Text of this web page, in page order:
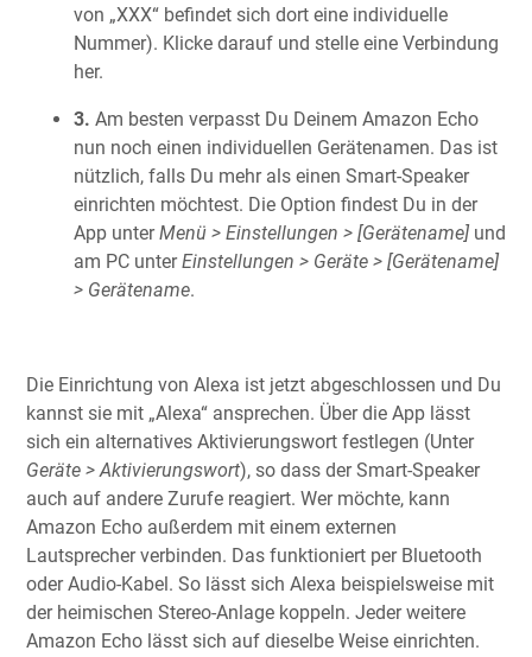
von „XXX“ befindet sich dort eine individuelle
Nummer). Klicke darauf und stelle eine Verbindung
her.
3. Am besten verpasst Du Deinem Amazon Echo
nun noch einen individuellen Gerätenamen. Das ist
nützlich, falls Du mehr als einen Smart-Speaker
einrichten möchtest. Die Option findest Du in der
App unterMenü > Einstellungen > [Gerätename] und
am PC unterEinstellungen > Geräte > [Gerätename]
> Gerätename.
Die Einrichtung von Alexa ist jetzt abgeschlossen und Du
kannst sie mit „Alexa“ ansprechen. Über die App lässt
sich ein alternatives Aktivierungswort festlegen (Unter
Geräte > Aktivierungswort), so dass der Smart-Speaker
auch auf andere Zurufe reagiert. Wer möchte, kann
Amazon Echo außerdem mit einem externen
Lautsprecher verbinden. Das funktioniert per Bluetooth
oder Audio-Kabel. So lässt sich Alexa beispielsweise mit
der heimischen Stereo-Anlage koppeln. Jeder weitere
Amazon Echo lässt sich auf dieselbe Weise einrichten.